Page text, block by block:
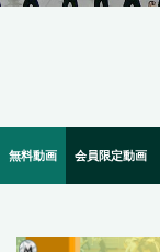
無料動画 会員限定動画